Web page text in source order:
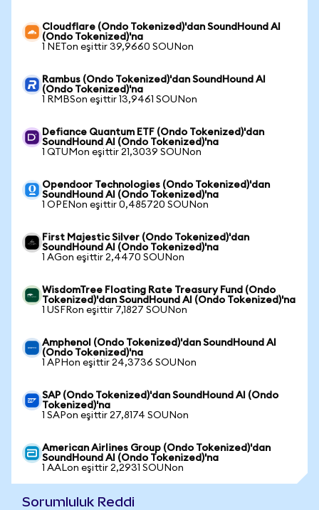
Cloudflare (Ondo Tokenized)'dan SoundHound AI
(Ondo Tokenized)'na
1 NETon eşittir 39,9660 SOUNon
Rambus (Ondo Tokenized)'dan SoundHound AI
(Ondo Tokenized)'na
1 RMBSon eşittir 13,9461 SOUNon
Defiance Quantum ETF (Ondo Tokenized)'dan
SoundHound AI (Ondo Tokenized)'na
1 QTUMon eşittir 21,3039 SOUNon
Opendoor Technologies (Ondo Tokenized)'dan
SoundHound AI (Ondo Tokenized)'na
1 OPENon eşittir 0,485720 SOUNon
First Majestic Silver (Ondo Tokenized)'dan
SoundHound AI (Ondo Tokenized)'na
1 AGon eşittir 2,4470 SOUNon
WisdomTree Floating Rate Treasury Fund (Ondo
Tokenized)'dan SoundHound AI (Ondo Tokenized)'na
1 USFRon eşittir 7,1827 SOUNon
Amphenol (Ondo Tokenized)'dan SoundHound AI
(Ondo Tokenized)'na
1 APHon eşittir 24,3736 SOUNon
SAP (Ondo Tokenized)'dan SoundHound AI (Ondo
Tokenized)'na
1 SAPon eşittir 27,8174 SOUNon
American Airlines Group (Ondo Tokenized)'dan
SoundHound AI (Ondo Tokenized)'na
1 AALon eşittir 2,2931 SOUNon
Sorumluluk Reddi